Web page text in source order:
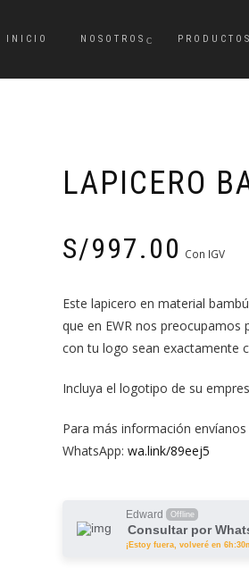
INICIO NOSOTROS
LAPICERO
S/997.00 Con IGV
Este lapicero en material
que en EWR nos
con tu logo sean exactamente
Incluya el logotipo de su
Para más información
WhatsApp: wa.link/89eej5
Edward Offline
Consultar por
¡Estoy fuera, volveré en